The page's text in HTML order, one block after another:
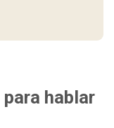
para hablar